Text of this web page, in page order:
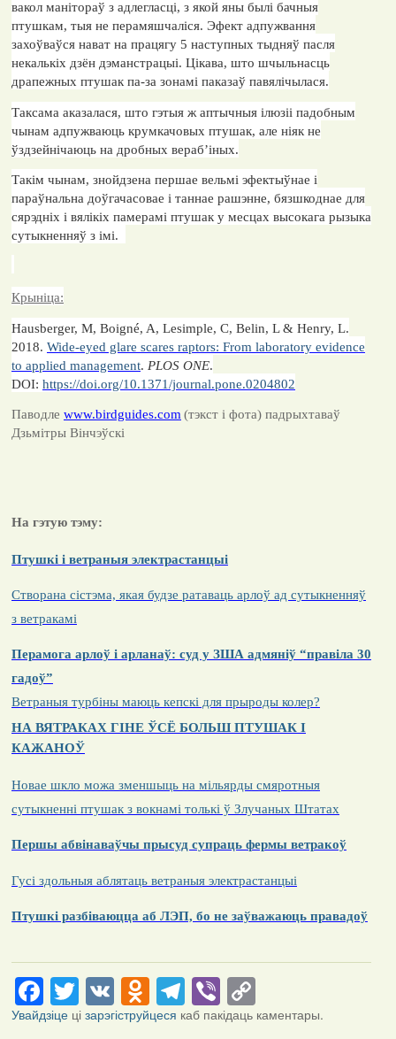
вакол манітораў з адлегласці, з якой яны былі бачныя
птушкам, тыя не перамяшчаліся. Эфект адпужвання
захоўваўся нават на працягу 5 наступных тыдняў пасля
некалькіх дзён дэманстрацыі. Цікава, што шчыльнасць
драпежных птушак па-за зонамі паказаў павялічылася.
Таксама аказалася, што гэтыя ж аптычныя ілюзіі падобным
чынам адпужваюць крумкачовых птушак, але ніяк не
ўздзейнічаюць на дробных вераб’іных.
Такім чынам, знойдзена першае вельмі эфектыўнае і
параўнальна доўгачасовае і таннае рашэнне, бязшкоднае для
сярэдніх і вялікіх памерамі птушак у месцах высокага рызыка
сутыкненняў з імі.
Крыніца:
Hausberger, M, Boigné, A, Lesimple, C, Belin, L & Henry, L.
2018. Wide-eyed glare scares raptors: From laboratory evidence
to applied management. PLOS ONE.
DOI: https://doi.org/10.1371/journal.pone.0204802
Паводле www.birdguides.com(тэкст і фота) падрыхтаваў
Дзьмітры Вінчэўскі
На гэтую тэму:
Птушкі і ветраныя электрастанцыі
Створана сістэма, якая будзе ратаваць арлоў ад сутыкненняў
з ветракамі
Перамога арлоў і арланаў: суд у ЗША адмяніў “правіла 30
гадоў”
Ветраныя турбіны маюць кепскі для прыроды колер?
НА ВЯТРАКАХ ГІНЕ ЎСЁ БОЛЬШ ПТУШАК І
КАЖАНОЎ
Новае шкло можа зменшыць на мільярды смяротныя
сутыкненні птушак з вокнамі толькі ў Злучаных Штатах
Першы абвінаваўчы прысуд супраць фермы ветракоў
Гусі здольныя аблятаць ветраныя электрастанцыі
Птушкі разбіваюцца аб ЛЭП, бо не заўважаюць правадоў
Facebook
Twitter
VKOdnoklassniki
Telegram
ViberCopy
Link
Увайдзіцеці зарэгіструйцеся каб пакідаць каментары.